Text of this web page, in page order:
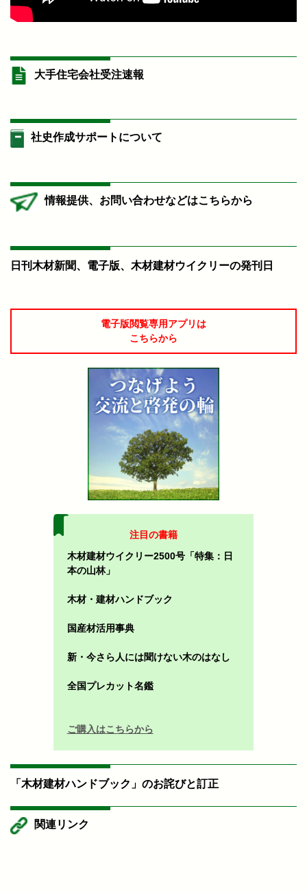
大手住宅会社受注速報
社史作成サポートについて
情報提供、お問い合わせなどはこちらから
日刊木材新聞、電子版、木材建材ウイクリーの発刊日
電子版閲覧専用アプリは
こちらから
注目の書籍
木材建材ウイクリー2500号「特集：日
本の山林」
木材・建材ハンドブック
国産材活用事典
新・今さら人には聞けない木のはなし
全国プレカット名鑑
ご購入はこちらから
「木材建材ハンドブック」のお詫びと訂正
関連リンク